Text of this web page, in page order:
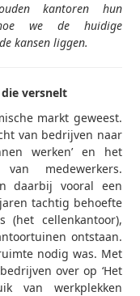
kantoren hun
we de huidige
kansen liggen.
versnelt
markt geweest.
van bedrijven naar
werken’ en het
medewerkers.
daarbij vooral een
tachtig behoefte
(het cellenkantoor),
ontstaan.
nodig was. Met
over op ‘Het
van werkplekken